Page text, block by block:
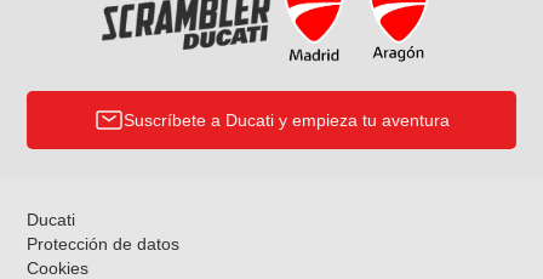
Suscríbete a Ducati y empieza tu aventura
Ducati
Protección de datos
Cookies